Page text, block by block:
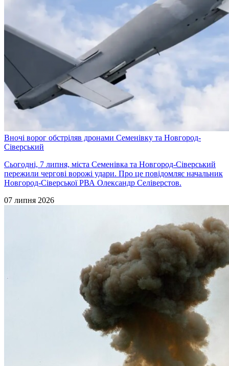
Вночі ворог обстріляв дронами Семенівку та Новгород-
Сіверський
Сьогодні, 7 липня, міста Семенівка та Новгород-Сіверський
пережили чергові ворожі удари. Про це повідомляє начальник
Новгород-Сіверської РВА Олександр Селіверстов.
07 липня 2026